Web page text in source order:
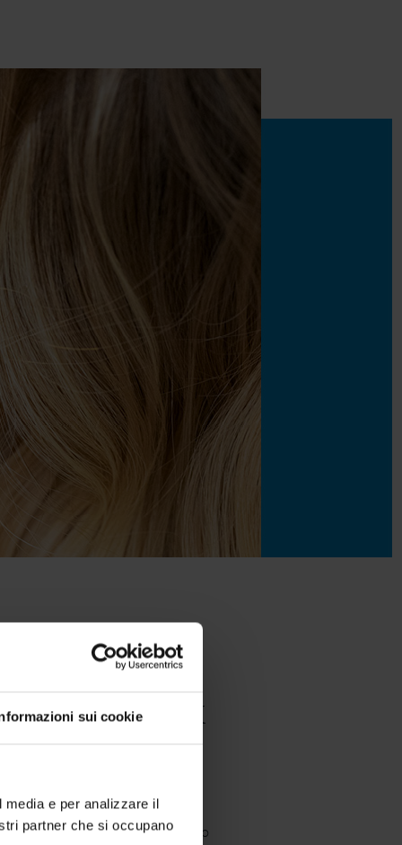
sui cookie
e per analizzare il
partner che si occupano
Complex
ingrediente per
protettiva durante tutto